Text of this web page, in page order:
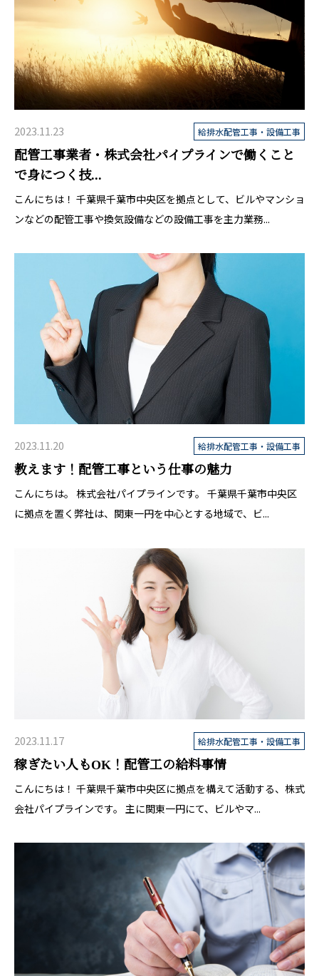
2023.11.23 給排水配管工事・設備工事
配管工事業者・株式会社パイプラインで働くこと
で身につく技...
こんにちは！ 千葉県千葉市中央区を拠点として、ビルやマンショ
ンなどの配管工事や換気設備などの設備工事を主力業務...
2023.11.20 給排水配管工事・設備工事
教えます！配管工事という仕事の魅力
こんにちは。 株式会社パイプラインです。 千葉県千葉市中央区
に拠点を置く弊社は、関東一円を中心とする地域で、ビ...
2023.11.17 給排水配管工事・設備工事
稼ぎたい人もOK！配管工の給料事情
こんにちは！ 千葉県千葉市中央区に拠点を構えて活動する、株式
会社パイプラインです。 主に関東一円にて、ビルやマ...